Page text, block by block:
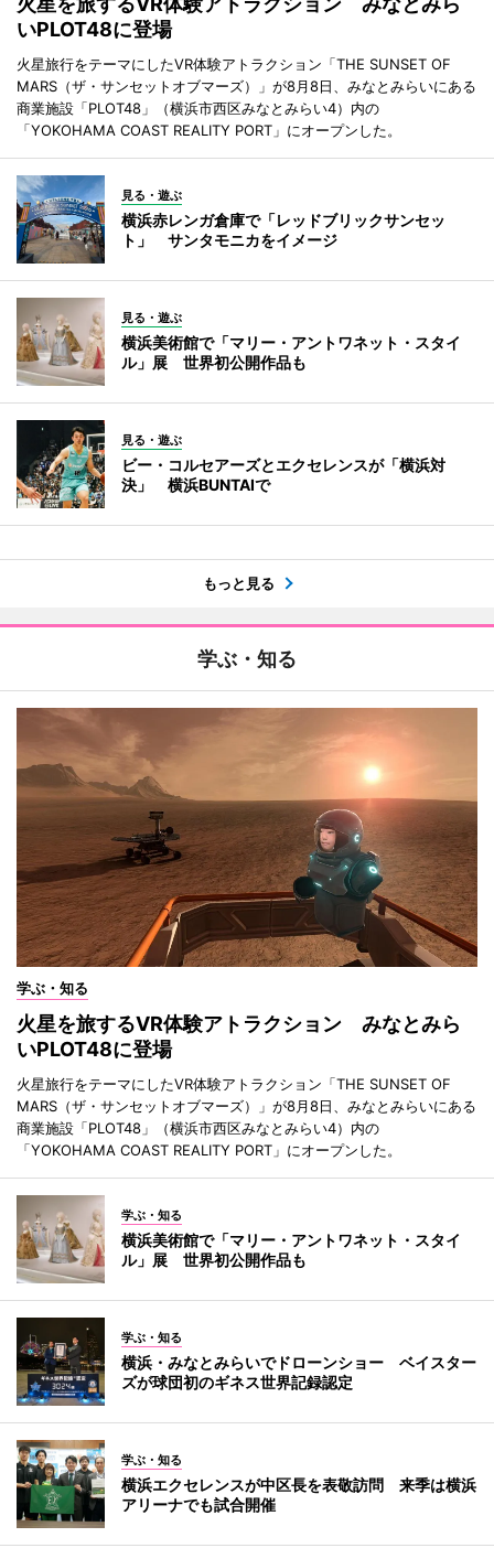
いPLOT48に登場
火星旅行をテーマにしたVR体験アトラクション「THE SUNSET OF
MARS（ザ・サンセットオブマーズ）」が8月8日、みなとみらいにある
商業施設「PLOT48」（横浜市西区みなとみらい4）内の
「YOKOHAMA COAST REALITY PORT」にオープンした。
見る・遊ぶ
横浜赤レンガ倉庫で「レッドブリックサンセッ
ト」 サンタモニカをイメージ
見る・遊ぶ
横浜美術館で「マリー・アントワネット・スタイ
ル」展 世界初公開作品も
見る・遊ぶ
ビー・コルセアーズとエクセレンスが「横浜対
決」 横浜BUNTAIで
もっと見る
学ぶ・知る
学ぶ・知る
火星を旅するVR体験アトラクション みなとみら
いPLOT48に登場
火星旅行をテーマにしたVR体験アトラクション「THE SUNSET OF
MARS（ザ・サンセットオブマーズ）」が8月8日、みなとみらいにある
商業施設「PLOT48」（横浜市西区みなとみらい4）内の
「YOKOHAMA COAST REALITY PORT」にオープンした。
学ぶ・知る
横浜美術館で「マリー・アントワネット・スタイ
ル」展 世界初公開作品も
学ぶ・知る
横浜・みなとみらいでドローンショー ベイスター
ズが球団初のギネス世界記録認定
学ぶ・知る
横浜エクセレンスが中区長を表敬訪問 来季は横浜
アリーナでも試合開催